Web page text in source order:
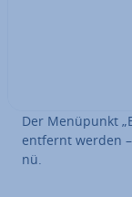
Der Menüpunkt
entfernt werden
nü.